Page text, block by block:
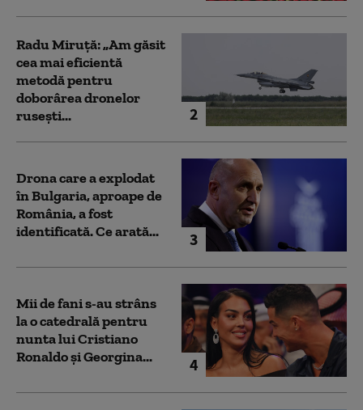
2
Radu Miruță: „Am găsit
cea mai eficientă
metodă pentru
doborârea dronelor
rusești...
3
Drona care a explodat
în Bulgaria, aproape de
România, a fost
identificată. Ce arată...
4
Mii de fani s-au strâns
la o catedrală pentru
nunta lui Cristiano
Ronaldo şi Georgina...